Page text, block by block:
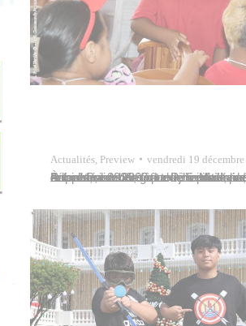
Actualités Preview vendredi 19 décembre
À l’occasion des fêtes de fin d’année, plus de 200 enfants issus des quartiers prioritaires de Papeete ont vécu un moment de joie et de partage jeudi 18 décembre 2025, grâce à l’initiative de l’association Social Police 2000. Le Père Noël, hotte bien remplie, a débuté sa tournée festive à la mairie de Papeete, en…